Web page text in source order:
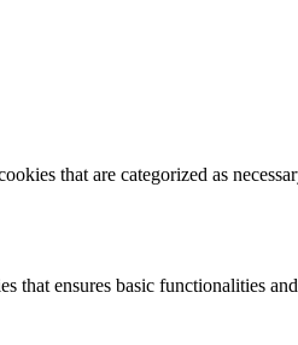
that are categorized as
ensures basic functionalities